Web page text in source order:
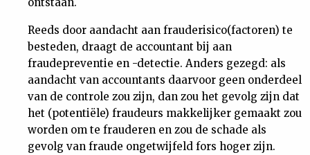
Reeds door aandacht aan frauderisico(factoren) te
besteden, draagt de accountant bij aan
fraudepreventie en -detectie. Anders gezegd: als
aandacht van accountants daarvoor geen onderdeel
van de controle zou zijn, dan zou het gevolg zijn dat
het (potentiële) fraudeurs makkelijker gemaakt zou
worden om te frauderen en zou de schade als
gevolg van fraude ongetwijfeld fors hoger zijn.